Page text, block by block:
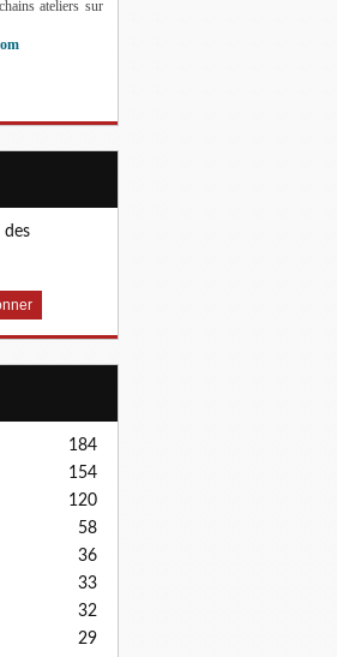
ateliers sur
des
184
154
120
58
36
33
32
29